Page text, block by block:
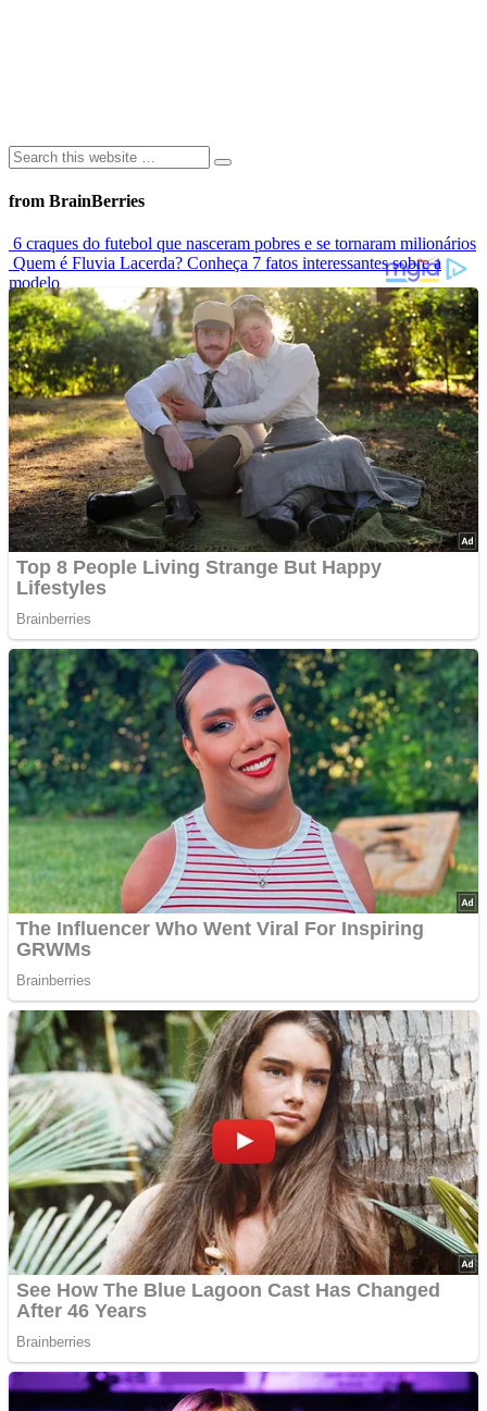
from BrainBerries
6 craques do futebol que nasceram pobres e se tornaram milionários
Quem é Fluvia Lacerda? Conheça 7 fatos interessantes sobre a
modelo
Modelo que sofria bullying por usar biquíni estrela campanha
mundial de maiô
Elas Não Envelhecem? Conheça Celebridades Que Desafiam O
Tempo
Conheça as 7 criaturas mais estranhas dos oceanos
Advertisements